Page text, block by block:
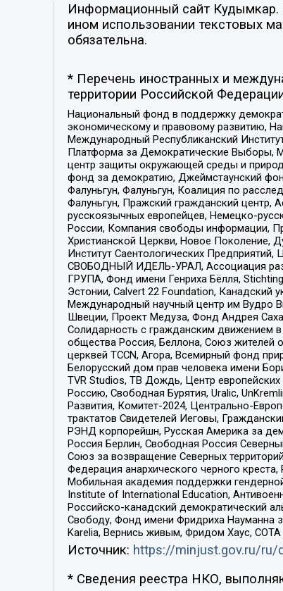
Информационный сайт Кудымкар.
ином использовании текстовых
обязательна.
* Перечень иностранных и
территории Российской
Национальный фонд в поддержку
экономическому и правовому развитию,
Международный Республиканский
Платформа за Демократические Выборы,
центр защиты окружающей среды и
фонд за демократию, Джеймстаунский
Фалуньгун, Фалуньгун, Коалиция по
Фалуньгун, Пражский гражданский центр,
русскоязычных европейцев, Немецко-
России, Компания свободы информации,
Христианской Церкви, Новое Поколение,
Институт Саентологических
СВОБОДНЫЙ ИДЕЛЬ-УРАЛ, Ассоциация
ГРУПА, Фонд имени Генриха Бёлля,
Эстонии, Calvert 22 Foundation, Канадский
Международный научный центр им Вудро
Швеции, Проект Медуза, Фонд Андрея
Солидарность с гражданским движением в
общества Россия, Беллона, Союз жителей
церквей TCCN, Агора, Всемирный фонд
Белорусский дом прав человека имени
TVR Studios, ТВ Дождь, Центр
Россию, Свободная Бурятия, Uralic,
Развития, Комитет-2024, Центрально-
трактатов Свидетелей Иеговы,
РЭНД корпорейшн, Русская Америка за
Россия Берлин, Свободная Россия
Союз за возвращение Северных
Федерация анархического черного
Мобильная академия поддержки
Institute of International Education,
Российско-канадский демократический
Свободу, Фонд имени Фридриха Науманна
Karelia, Вернись живым, Фридом Хаус,
Источник: https://minjust.gov.ru/
* Сведения реестра НКО,